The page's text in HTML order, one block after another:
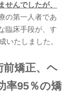
せんでしたが、
の第一人者であ
臨床手段が、す
いたしました。
前矯正、ヘ
率95％の矯